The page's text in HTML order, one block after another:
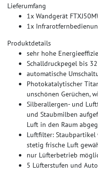
Lieferumfang
1x Wandgerät
1x
Produktdetails
sehr hohe
Schalldruckpegel bis
automatische
Photokatalytischer
unschönen Gerüchen,
Silberallergen- und
und Staubmilben
Luft in den Raum
Luftfilter: Staubpartikel
stetig frische Luft
nur Lüfterbetrieb
5 Lüfterstufen und